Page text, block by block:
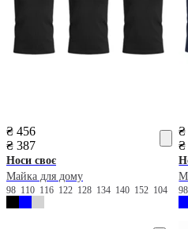
₴ 456
₴ 387
Носи своє
Майка для дому
98 110 116 122 128 134 140 152 104
₴
₴
98